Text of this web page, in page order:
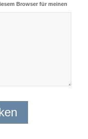
Browser für meinen